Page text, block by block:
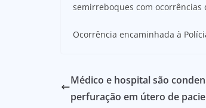
semirreboques com ocorrências
Ocorrência encaminhada à
Médico e hospital são
perfuração em útero de